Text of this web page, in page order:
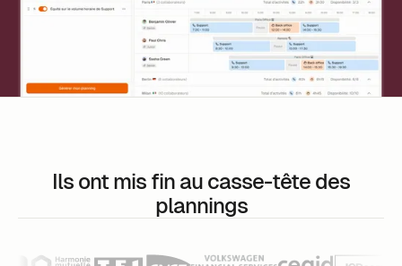
Ils ont mis fin au casse-tête des
plannings